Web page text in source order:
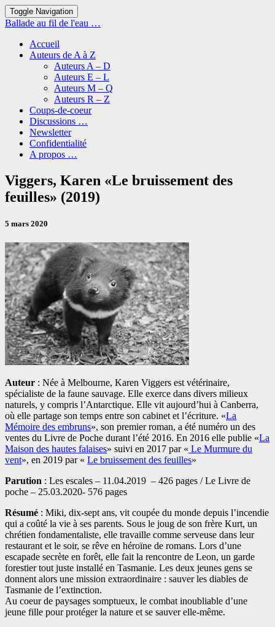
Toggle Navigation
Ballade au fil de l'eau …
Accueil
Auteurs de A à Z
Auteurs A – D
Auteurs E – L
Auteurs M – Q
Auteurs R – Z
Coups-de-coeur
Discussions …
Newsletter
Confidentialité
A propos …
Viggers,
Karen
«Le
des
(2019)
Viggers, Karen «Le bruissement des
feuilles» (2019)
5 mars 2020
Auteur : Née à Melbourne, Karen Viggers est vétérinaire,
spécialiste de la faune sauvage. Elle exerce dans divers milieux
naturels, y compris l’Antarctique. Elle vit aujourd’hui à Canberra,
où elle partage son temps entre son cabinet et l’écriture. «La
Mémoire des embruns», son premier roman, a été numéro un des
ventes du Livre de Poche durant l’été 2016. En 2016 elle publie «La
Maison des hautes falaises» suivi en 2017 par « Le Murmure du
vent», en 2019 par « Le bruissement des feuilles»
Parution : Les escales – 11.04.2019 – 426 pages / Le Livre de
poche – 25.03.2020- 576 pages
Résumé : Miki, dix-sept ans, vit coupée du monde depuis l’incendie
qui a coûté la vie à ses parents. Sous le joug de son frère Kurt, un
chrétien fondamentaliste, elle travaille comme serveuse dans leur
restaurant et le soir, se rêve en héroïne de romans. Lors d’une
escapade secrète en forêt, elle fait la rencontre de Leon, un garde
forestier tout juste installé en Tasmanie. Les deux jeunes gens se
donnent alors une mission extraordinaire : sauver les diables de
Tasmanie de l’extinction.
Au coeur de paysages somptueux, le combat inoubliable d’une
jeune fille pour protéger la nature et se sauver elle-même.